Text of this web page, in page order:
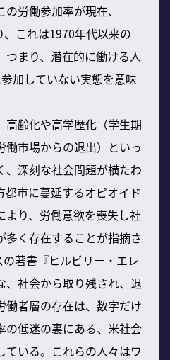
労働参加率が現在、
これは1970年代以来の
まり、潜在的に働ける人
加していない実態を意味
高齢化や高学歴化（学生期
働市場からの退出）といっ
、深刻な社会問題が横たわ
都市に蔓延するオピオイド
より、労働意欲を喪失し社
く存在することが指摘さ
著書『ヒルビリー・エレ
、社会から取り残され、退
働者層の存在は、数字だけ
の低迷の裏にある、米社会
ている。これらの人々はワ